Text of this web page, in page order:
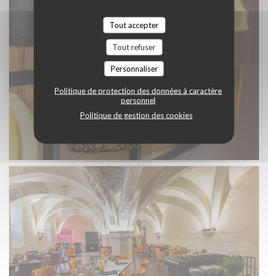
Tout accepter
Tout refuser
Personnaliser
Politique de protection des données à caractère
personnel
Politique de gestion des cookies